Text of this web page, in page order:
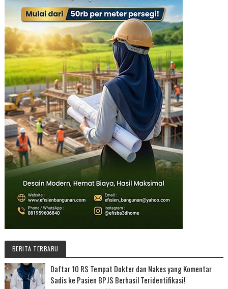
BERITA TERBARU
Daftar 10 RS Tempat Dokter dan Nakes yang Komentar
Sadis ke Pasien BPJS Berhasil Teridentifikasi!